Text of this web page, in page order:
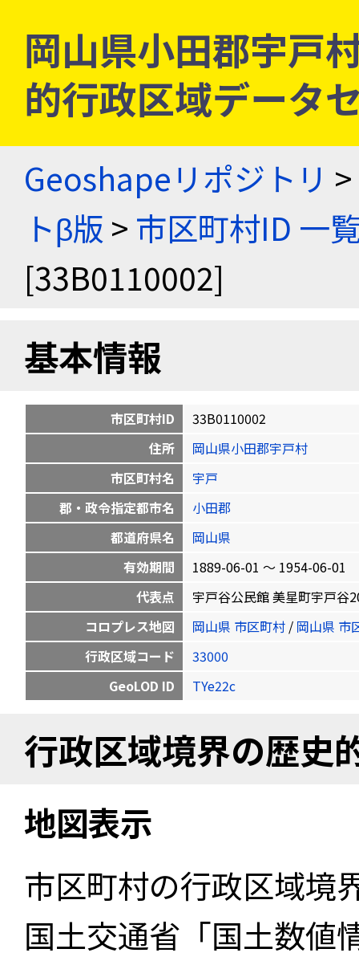
岡山県小田郡宇戸
的行政区域データ
Geoshapeリポジトリ >
トβ版 > 市区町村ID 一
[33B0110002]
基本情報
市区町村ID
33B0110002
住所
岡山県小田郡宇戸村
市区町村名
宇戸
郡・政令指定都市名
小田郡
都道府県名
岡山県
有効期間
1889-06-01 〜 1954-06-01
代表点
宇戸谷公民館 美星町宇戸谷
コロプレス地図
岡山県 市区町村 / 岡山県 市
行政区域コード
33000
GeoLOD ID
TYe22c
行政区域境界の歴史
地図表示
市区町村の行政区域境
国土交通省「国土数値